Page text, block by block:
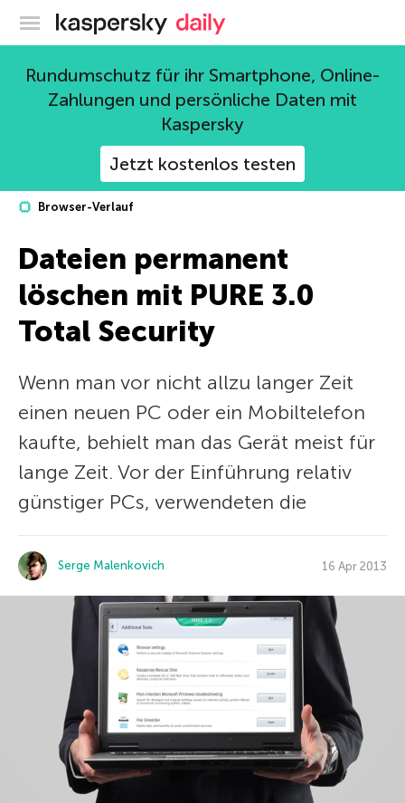
Offizieller Blog von Kaspersky
Rundumschutz für ihr Smartphone, Online-
Zahlungen und persönliche Daten mit
Kaspersky
Jetzt kostenlos testen
Browser-Verlauf
Dateien permanent
löschen mit PURE 3.0
Total Security
Wenn man vor nicht allzu langer Zeit
einen neuen PC oder ein Mobiltelefon
kaufte, behielt man das Gerät meist für
lange Zeit. Vor der Einführung relativ
günstiger PCs, verwendeten die
Serge Malenkovich 16 Apr 2013